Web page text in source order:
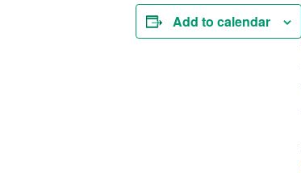
Add to calendar